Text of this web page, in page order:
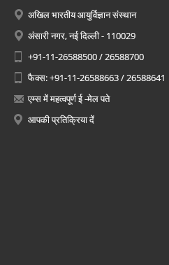
अखिल भारतीय आयुर्विज्ञान संस्थान
अंसारी नगर, नई दिल्ली - 110029
+91-11-26588500 / 26588700
फैक्स: +91-11-26588663 / 26588641
एम्स में महत्वपूर्ण ई -मेल पते
आपकी प्रतिक्रिया दें